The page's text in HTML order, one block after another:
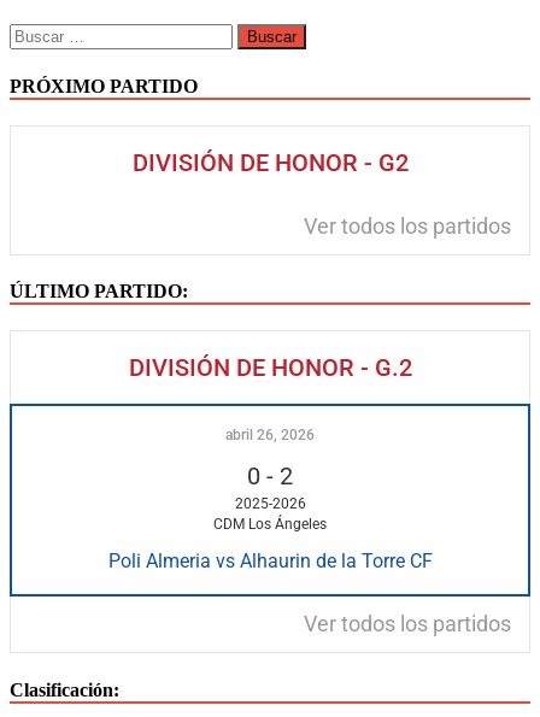
PRÓXIMO PARTIDO
DIVISIÓN DE HONOR - G2
Ver todos los partidos
ÚLTIMO PARTIDO:
DIVISIÓN DE HONOR - G.2
abril 26, 2026
0 - 2
2025-2026
CDM Los Ángeles
Poli Almeria vs Alhaurin de la Torre CF
Ver todos los partidos
Clasificación: